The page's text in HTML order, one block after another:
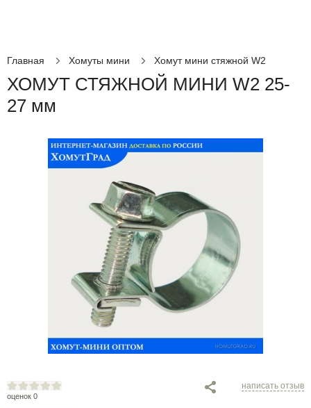
Главная Хомуты мини Хомут мини стяжной W2
ХОМУТ СТЯЖНОЙ МИНИ W2 25-
27 мм
оценок 0
написать отзыв